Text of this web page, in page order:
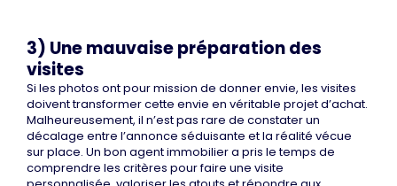
3) Une mauvaise préparation des
visites
Si les photos ont pour mission de donner envie, les visites
doivent transformer cette envie en véritable projet d’achat.
Malheureusement, il n’est pas rare de constater un
décalage entre l’annonce séduisante et la réalité vécue
sur place. Un bon agent immobilier a pris le temps de
comprendre les critères pour faire une visite